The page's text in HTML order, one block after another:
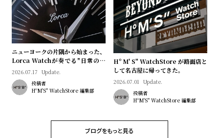
ニューヨークの片隅から始まった、
Lorca Watchが奏でる"日常のロ
マン"｜Brand Picks #08
2026.07.17 Update.
投稿者
HºM'S" WatchStore 編集部
Hº M' S" WatchStore が路面店と
して名古屋に帰ってきた。
2026.07.01 Update.
投稿者
HºM'S" WatchStore 編集部
ブログをもっと見る